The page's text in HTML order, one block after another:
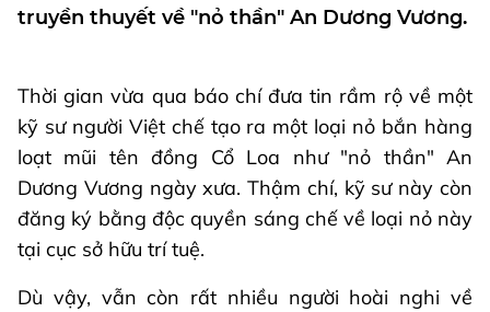
truyền thuyết về "nỏ thần" An Dương Vương.
Thời gian vừa qua báo chí đưa tin rầm rộ về một
kỹ sư người Việt chế tạo ra một loại nỏ bắn hàng
loạt mũi tên đồng Cổ Loa như "nỏ thần" An
Dương Vương ngày xưa. Thậm chí, kỹ sư này còn
đăng ký bằng độc quyền sáng chế về loại nỏ này
tại cục sở hữu trí tuệ.
Dù vậy, vẫn còn rất nhiều người hoài nghi về